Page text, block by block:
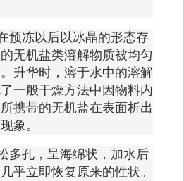
预冻以后以冰晶的形态存
无机盐类溶解物质被均匀
升华时，溶于水中的溶解
一般干燥方法中因物料内
携带的无机盐在表面析出
象。
多孔，呈海绵状，加水后
乎立即恢复原来的性状。